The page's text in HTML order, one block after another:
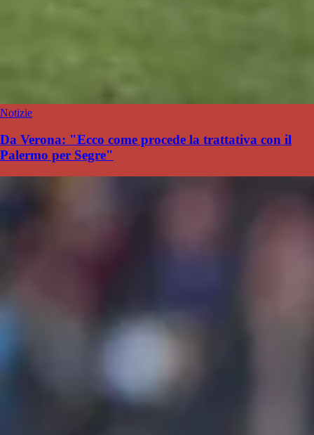
Notizie
Da Verona: "Ecco come procede la trattativa con il
Palermo per Segre"